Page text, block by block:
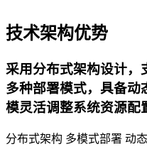
技术架构优势
采用分布式架构设计，
多种部署模式，具备动
模灵活调整系统资源配
分布式架构 多模式部署 动